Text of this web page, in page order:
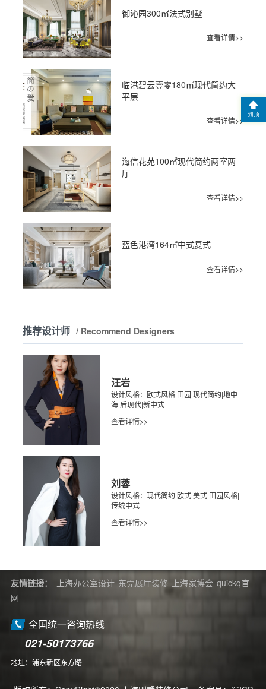
御沁园300㎡法式别墅
查看详情>>
临港碧云壹零180㎡现代简约大
平层
查看详情>>
海信花苑100㎡现代简约两室两
厅
查看详情>>
蓝色港湾164㎡中式复式
查看详情>>
推荐设计师 / Recommend Designers
汪岩
设计风格：欧式风格|田园|现代简约|地中
海|后现代|新中式
查看详情>>
刘蓉
设计风格：现代简约|欧式|美式|田园风格|
传统中式
查看详情>>
友情链接： 上海办公室设计 东莞展厅装修 上海家博会 quickq官
网
全国统一咨询热线
021-50173766
地址：浦东新区东方路
到顶